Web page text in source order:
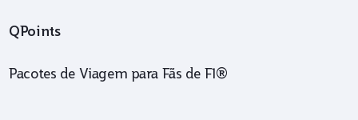
Pacotes de Viagem para Fãs de F1®
QPoints